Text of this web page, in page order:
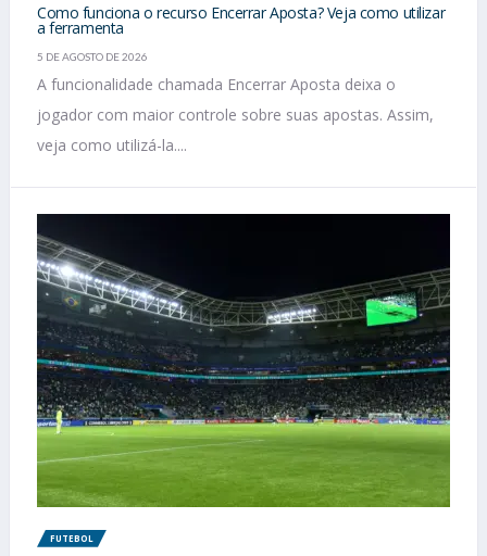
Como funciona o recurso Encerrar Aposta? Veja como utilizar
a ferramenta
5 DE AGOSTO DE 2026
A funcionalidade chamada Encerrar Aposta deixa o
jogador com maior controle sobre suas apostas. Assim,
veja como utilizá-la....
FUTEBOL